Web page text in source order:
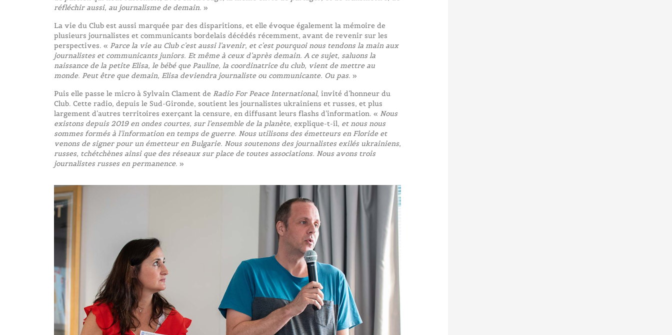
réfléchir aussi, au journalisme de demain. »
La vie du Club est aussi marquée par des disparitions, et elle évoque également la mémoire de
plusieurs journalistes et communicants bordelais décédés récemment, avant de revenir sur les
perspectives. « Parce la vie au Club c’est aussi l’avenir, et c’est pourquoi nous tendons la main aux
journalistes et communicants juniors. Et même à ceux d’après demain. A ce sujet, saluons la
naissance de la petite Elisa, le bébé que Pauline, la coordinatrice du club, vient de mettre au
monde. Peut être que demain, Elisa deviendra journaliste ou communicante. Ou pas. »
Puis elle passe le micro à Sylvain Clament de Radio For Peace International, invité d’honneur du
Club. Cette radio, depuis le Sud-Gironde, soutient les journalistes ukrainiens et russes, et plus
largement d’autres territoires exerçant la censure, en diffusant leurs flashs d’information. « Nous
existons depuis 2019 en ondes courtes, sur l’ensemble de la planète, explique-t-il, et nous nous
sommes formés à l’information en temps de guerre. Nous utilisons des émetteurs en Floride et
venons de signer pour un émetteur en Bulgarie. Nous soutenons des journalistes exilés ukrainiens,
russes, tchétchènes ainsi que des réseaux sur place de toutes associations. Nous avons trois
journalistes russes en permanence. »